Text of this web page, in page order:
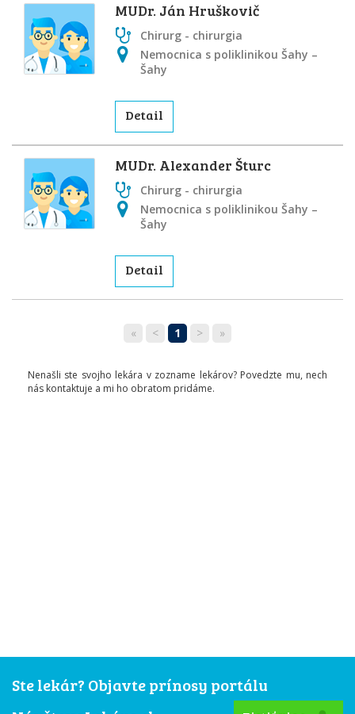
MUDr. Ján Hruškovič
Chirurg - chirurgia
Nemocnica s poliklinikou Šahy –
Šahy
Detail
MUDr. Alexander Šturc
Chirurg - chirurgia
Nemocnica s poliklinikou Šahy –
Šahy
Detail
« < 1 > »
Nenašli ste svojho lekára v zozname lekárov? Povedzte mu, nech
nás kontaktuje a mi ho obratom pridáme.
Ste lekár? Objavte prínosy portálu